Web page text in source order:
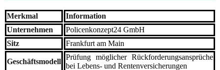
Merkmal
Information
Unternehmen
Policenkonzept24 GmbH
Sitz
Frankfurt am Main
Geschäftsmodell
Prüfung möglicher Rückforderungsansprüche
bei Lebens- und Rentenversicherungen